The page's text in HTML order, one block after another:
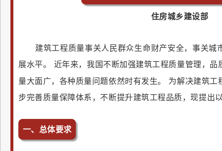
住房城乡建设部
建筑工程质量事关人民群众生命财产安全，事关城
展水平。
近年来，我国不断加强建筑工程质量管理，
量大面广，各种质量问题依然时有发生。
为解决建筑工
步完善质量保障体系，不断提升建筑工程品质，现提出
一、总体要求